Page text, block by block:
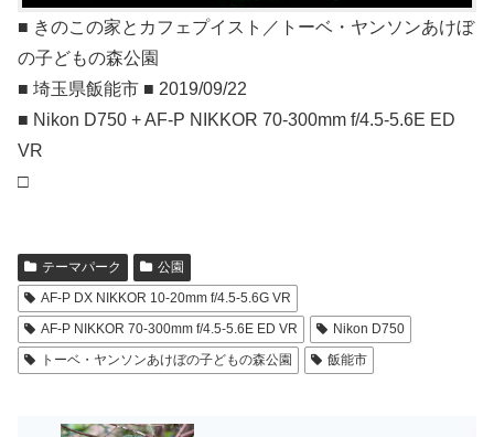
■ きのこの家とカフェプイスト／トーベ・ヤンソンあけぼ
の子どもの森公園
■ 埼玉県飯能市 ■ 2019/09/22
■ Nikon D750 + AF-P NIKKOR 70-300mm f/4.5-5.6E ED
VR
□
テーマパーク
公園
AF-P DX NIKKOR 10-20mm f/4.5-5.6G VR
AF-P NIKKOR 70-300mm f/4.5-5.6E ED VR
Nikon D750
トーベ・ヤンソンあけぼの子どもの森公園
飯能市